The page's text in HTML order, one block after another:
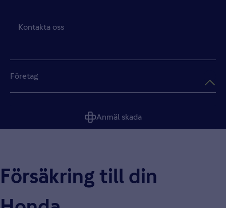
Kontakta oss
Företag
Anmäl skada
Försäkring till din